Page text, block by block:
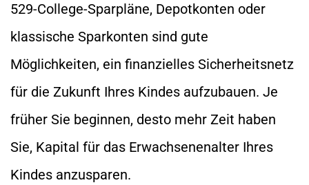
529-College-Sparpläne, Depotkonten oder
klassische Sparkonten sind gute
Möglichkeiten, ein finanzielles Sicherheitsnetz
für die Zukunft Ihres Kindes aufzubauen. Je
früher Sie beginnen, desto mehr Zeit haben
Sie, Kapital für das Erwachsenenalter Ihres
Kindes anzusparen.